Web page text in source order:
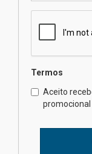
Termos
Aceito